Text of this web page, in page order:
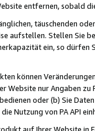
entfernen, sobald
täuschenden
aufstellen. Stellen Sie
ein, so dürfen
können
Website nur Angaben
oder (b) Sie
Nutzung von PA API
auf Ihrer Website